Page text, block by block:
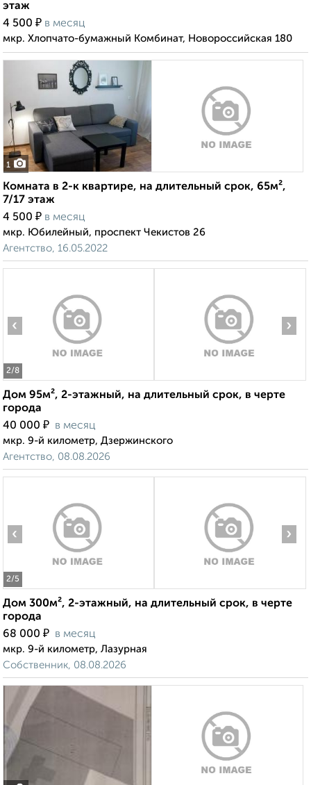
этаж
4 500 ₽ в месяц
мкр. Хлопчато-бумажный Комбинат, Новороссийская 180
1
Комната в 2-к квартире, на длительный срок, 65м²,
7/17 этаж
4 500 ₽ в месяц
мкр. Юбилейный, проспект Чекистов 26
Агентство, 16.05.2022
2/8
‹ ›
Дом 95м², 2-этажный, на длительный срок, в черте
города
40 000 ₽ в месяц
мкр. 9-й километр, Дзержинского
Агентство, 08.08.2026
2/5
‹ ›
Дом 300м², 2-этажный, на длительный срок, в черте
города
68 000 ₽ в месяц
мкр. 9-й километр, Лазурная
Собственник, 08.08.2026